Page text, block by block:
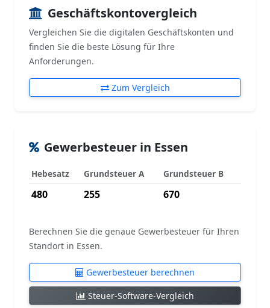
Geschäftskontovergleich
Vergleichen Sie die digitalen Geschäftskonten und
finden Sie die beste Lösung für Ihre
Anforderungen.
Zum Vergleich
Gewerbesteuer in Essen
Hebesatz Grundsteuer A Grundsteuer B
480 255 670
Berechnen Sie die genaue Gewerbesteuer für Ihren
Standort in Essen.
Gewerbesteuer berechnen
Steuer-Software-Vergleich